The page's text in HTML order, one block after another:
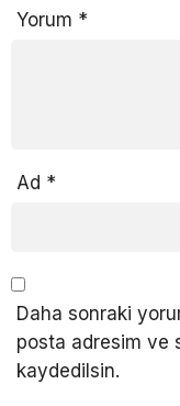
Yorum *
Ad *
Daha sonraki
posta adresim ve
kaydedilsin.